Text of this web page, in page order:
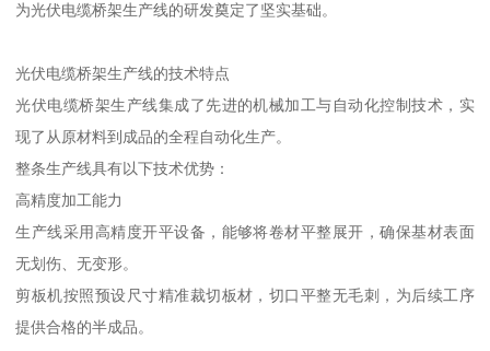
为光伏电缆桥架生产线的研发奠定了坚实基础。
光伏电缆桥架生产线的技术特点
光伏电缆桥架生产线集成了先进的机械加工与自动化控制技术，实
现了从原材料到成品的全程自动化生产。
整条生产线具有以下技术优势：
高精度加工能力
生产线采用高精度开平设备，能够将卷材平整展开，确保基材表面
无划伤、无变形。
剪板机按照预设尺寸精准裁切板材，切口平整无毛刺，为后续工序
提供合格的半成品。